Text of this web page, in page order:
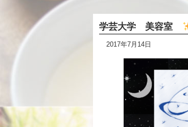
学芸大学 美容室
2017年7月14日